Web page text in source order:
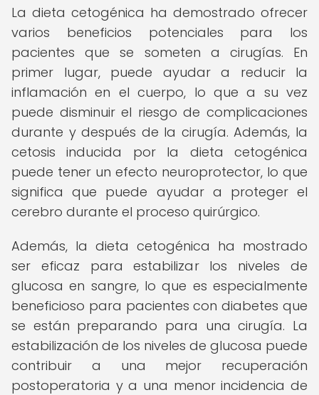
La dieta cetogénica ha demostrado ofrecer
varios beneficios potenciales para los
pacientes que se someten a cirugías. En
primer lugar, puede ayudar a reducir la
inflamación en el cuerpo, lo que a su vez
puede disminuir el riesgo de complicaciones
durante y después de la cirugía. Además, la
cetosis inducida por la dieta cetogénica
puede tener un efecto neuroprotector, lo que
significa que puede ayudar a proteger el
cerebro durante el proceso quirúrgico.
Además, la dieta cetogénica ha mostrado
ser eficaz para estabilizar los niveles de
glucosa en sangre, lo que es especialmente
beneficioso para pacientes con diabetes que
se están preparando para una cirugía. La
estabilización de los niveles de glucosa puede
contribuir a una mejor recuperación
postoperatoria y a una menor incidencia de